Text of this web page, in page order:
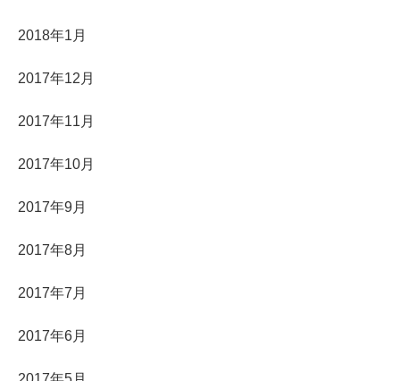
2018年1月
2017年12月
2017年11月
2017年10月
2017年9月
2017年8月
2017年7月
2017年6月